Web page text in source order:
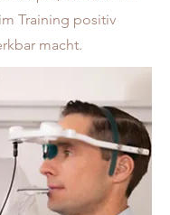
Training positiv
macht.